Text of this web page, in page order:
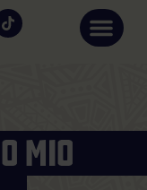
MIO